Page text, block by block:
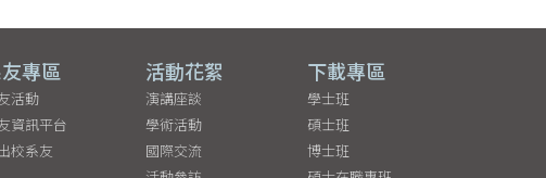
專區
活動
資訊平台
校系友
活動花絮
演講座談
學術活動
國際交流
下載專區
學士班
碩士班
博士班